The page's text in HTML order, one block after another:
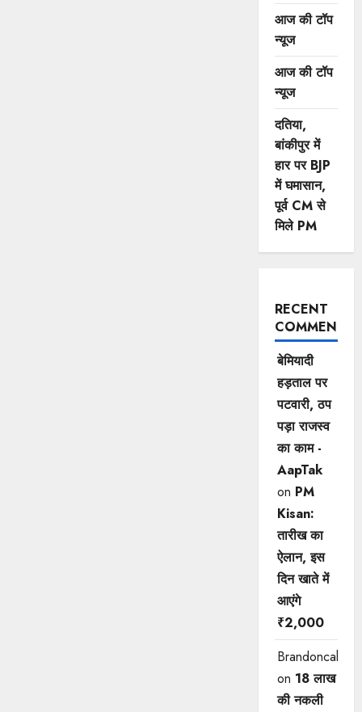
आज की टॉप
न्यूज
आज की टॉप
न्यूज
दतिया,
बांकीपुर में
हार पर BJP
में घमासान,
पूर्व CM से
मिले PM
RECENT
COMMENTS
बेमियादी
हड़ताल पर
पटवारी, ठप
पड़ा राजस्व
का काम -
AapTak
on PM
Kisan:
तारीख का
ऐलान, इस
दिन खाते में
आएंगे
₹2,000
Brandoncah
on 18 लाख
की नकली